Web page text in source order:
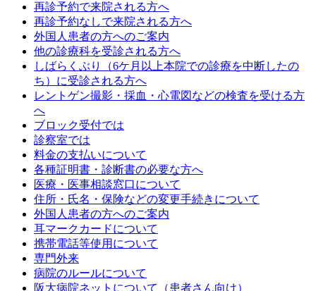
再診予約で来院される方へ
再診予約なしで来院される方へ
外国人患者の方へのご案内
他の診療科を受診される方へ
しばらくぶり（6ケ月以上本院での診療を中断したの
ち）に受診される方へ
レントゲン撮影・採血・心電図などの検査を受ける方
へ
ブロック受付では
診察室では
料金の支払いについて
各種証明書・診断書の必要な方へ
医療・医事相談窓口について
住所・氏名・保険などの変更手続きについて
外国人患者の方へのご案内
耳マークカードについて
携帯電話等使用について
専門外来
病院のルールについて
阪大病院ネットについて（患者さん向け）